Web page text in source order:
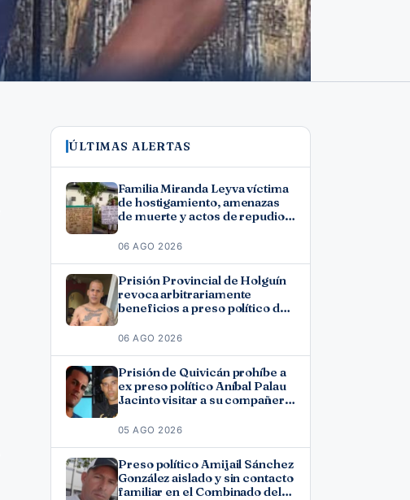
ÚLTIMAS ALERTAS
Familia Miranda Leyva víctima
de hostigamiento, amenazas
de muerte y actos de repudio
06 AGO 2026
Prisión Provincial de Holguín
revoca arbitrariamente
beneficios a preso político del
06 AGO 2026
Prisión de Quivicán prohíbe a
ex preso político Aníbal Palau
Jacinto visitar a su compañero
Fonseca
05 AGO 2026
Preso político Amijail Sánchez
González aislado y sin contacto
familiar en el Combinado del